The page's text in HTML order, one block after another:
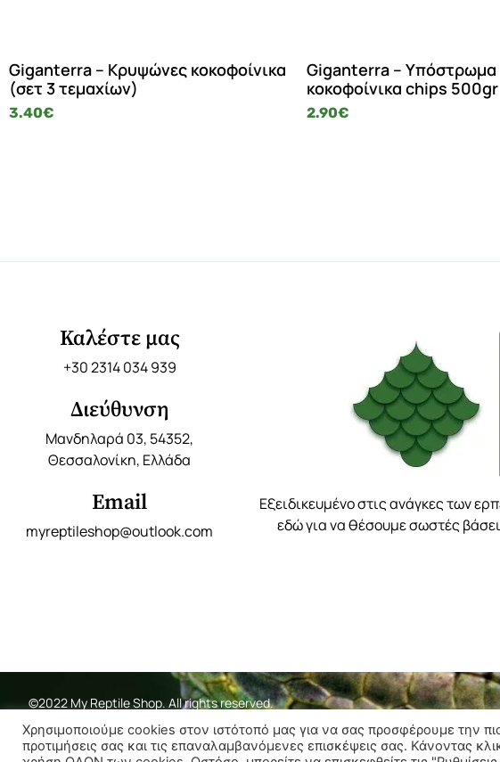
Giganterra – Κρυψώνες κοκοφοίνικα
(σετ 3 τεμαχίων)
3.40€
Giganterra – Υπόστρωμα
κοκοφοίνικα chips 500gr
2.90€
Καλέστε μας
+30 2314 034 939
Διεύθυνση
Μανδηλαρά 03, 54352,
Θεσσαλονίκη, Ελλάδα
Email
myreptileshop@outlook.com
Εξειδικευμένο στις ανάγκες των
εδώ για να θέσουμε σωστές
©2022 My Reptile Shop. All rights reserved.
Χρησιμοποιούμε cookies στον ιστότοπό μας για να σας προσφέρουμε την
προτιμήσεις σας και τις επαναλαμβανόμενες επισκέψεις σας. Κάνοντας